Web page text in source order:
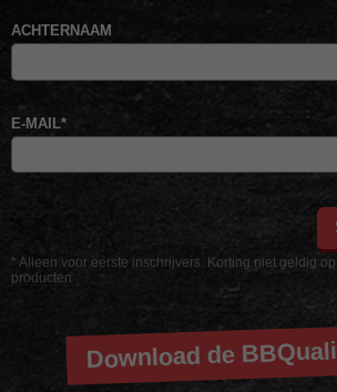
* Alleen voor eerste inschrijvers. Korting niet geldig
producten
ACHTERNAAM
E-MAIL*
Download de